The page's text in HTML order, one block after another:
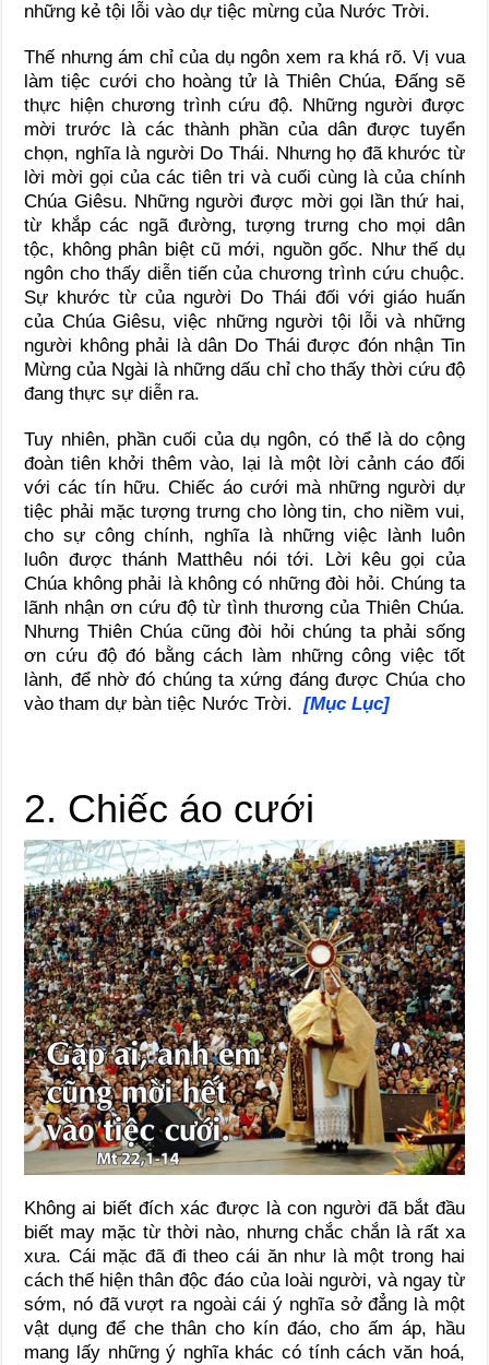
những kẻ tội lỗi vào dự tiệc mừng của Nước Trời.
Thế nhưng ám chỉ của dụ ngôn xem ra khá rõ. Vị vua
làm tiệc cưới cho hoàng tử là Thiên Chúa, Đấng sẽ
thực hiện chương trình cứu độ. Những người được
mời trước là các thành phần của dân được tuyển
chọn, nghĩa là người Do Thái. Nhưng họ đã khước từ
lời mời gọi của các tiên tri và cuối cùng là của chính
Chúa Giêsu. Những người được mời gọi lần thứ hai,
từ khắp các ngã đường, tượng trưng cho mọi dân
tộc, không phân biệt cũ mới, nguồn gốc. Như thế dụ
ngôn cho thấy diễn tiến của chương trình cứu chuộc.
Sự khước từ của người Do Thái đối với giáo huấn
của Chúa Giêsu, việc những người tội lỗi và những
người không phải là dân Do Thái được đón nhận Tin
Mừng của Ngài là những dấu chỉ cho thấy thời cứu độ
đang thực sự diễn ra.
Tuy nhiên, phần cuối của dụ ngôn, có thể là do cộng
đoàn tiên khởi thêm vào, lại là một lời cảnh cáo đối
với các tín hữu. Chiếc áo cưới mà những người dự
tiệc phải mặc tượng trưng cho lòng tin, cho niềm vui,
cho sự công chính, nghĩa là những việc lành luôn
luôn được thánh Matthêu nói tới. Lời kêu gọi của
Chúa không phải là không có những đòi hỏi. Chúng ta
lãnh nhận ơn cứu độ từ tình thương của Thiên Chúa.
Nhưng Thiên Chúa cũng đòi hỏi chúng ta phải sống
ơn cứu độ đó bằng cách làm những công việc tốt
lành, để nhờ đó chúng ta xứng đáng được Chúa cho
vào tham dự bàn tiệc Nước Trời.[Mục Lục]
2. Chiếc áo cưới
Không ai biết đích xác được là con người đã bắt đầu
biết may mặc từ thời nào, nhưng chắc chắn là rất xa
xưa. Cái mặc đã đi theo cái ăn như là một trong hai
cách thế hiện thân độc đáo của loài người, và ngay từ
sớm, nó đã vượt ra ngoài cái ý nghĩa sở đẳng là một
vật dụng để che thân cho kín đáo, cho ấm áp, hầu
mang lấy những ý nghĩa khác có tính cách văn hoá,